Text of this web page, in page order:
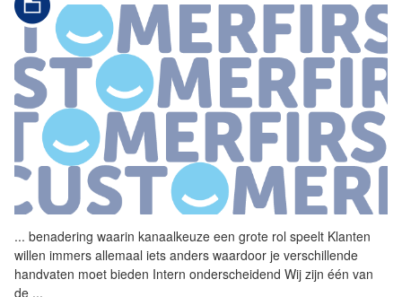
... benadering waarin kanaalkeuze een grote rol speelt Klanten
willen immers allemaal iets anders waardoor je verschillende
handvaten moet bieden Intern onderscheidend Wij zijn één van
de ...